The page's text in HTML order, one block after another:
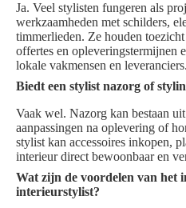
Ja. Veel stylisten fungeren als
werkzaamheden met schilders,
timmerlieden. Ze houden
offertes en opleveringstermijnen
lokale vakmensen en leveranciers.
Biedt een stylist nazorg of
Vaak wel. Nazorg kan bestaan
aanpassingen na oplevering of
stylist kan accessoires inkopen,
interieur direct bewoonbaar en
Wat zijn de voordelen van het
interieurstylist?